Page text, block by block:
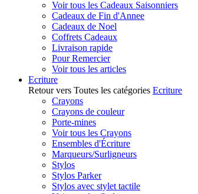
Voir tous les Cadeaux Saisonniers
Cadeaux de Fin d'Annee
Cadeaux de Noel
Coffrets Cadeaux
Livraison rapide
Pour Remercier
Voir tous les articles
Ecriture
Retour vers Toutes les catégories Ecriture
Crayons
Crayons de couleur
Porte-mines
Voir tous les Crayons
Ensembles d'Écriture
Marqueurs/Surligneurs
Stylos
Stylos Parker
Stylos avec stylet tactile